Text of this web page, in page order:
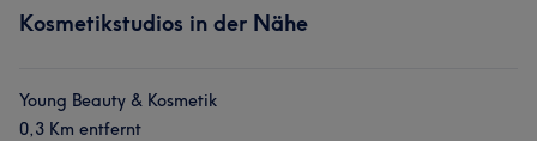
Kosmetikstudios in der Nähe
Young Beauty & Kosmetik
0,3 Km entfernt